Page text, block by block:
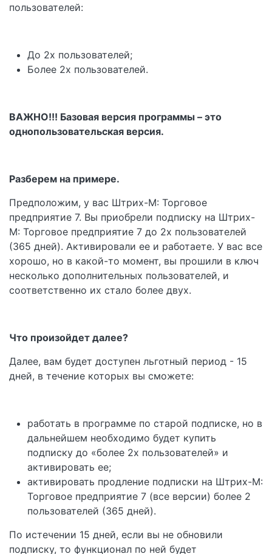
пользователей:
До 2х пользователей;
Более 2х пользователей.
ВАЖНО!!! Базовая версия программы – это
однопользовательская версия.
Разберем на примере.
Предположим, у вас Штрих-М: Торговое
предприятие 7. Вы приобрели подписку на Штрих-
М: Торговое предприятие 7 до 2х пользователей
(365 дней). Активировали ее и работаете. У вас все
хорошо, но в какой-то момент, вы прошили в ключ
несколько дополнительных пользователей, и
соответственно их стало более двух.
Что произойдет далее?
Далее, вам будет доступен льготный период - 15
дней, в течение которых вы сможете:
работать в программе по старой подписке, но в
дальнейшем необходимо будет купить
подписку до «более 2х пользователей» и
активировать ее;
активировать продление подписки на Штрих-М:
Торговое предприятие 7 (все версии) более 2
пользователей (365 дней).
По истечении 15 дней, если вы не обновили
подписку, то функционал по ней будет